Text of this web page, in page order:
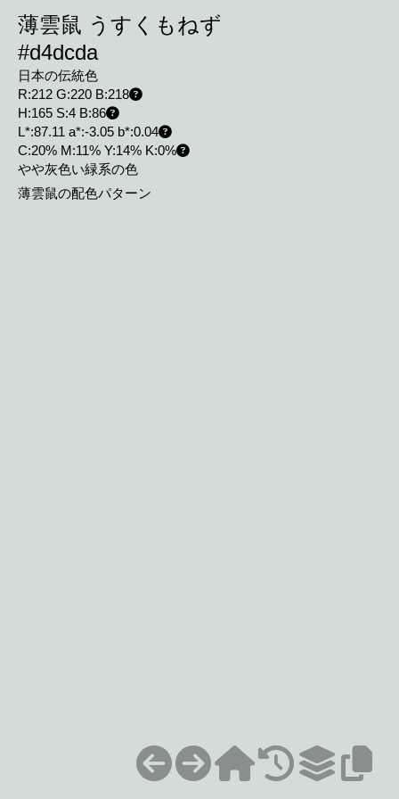
薄雲鼠 うすくもねず
#d4dcda
日本の伝統色
R:212 G:220 B:218
H:165 S:4 B:86
L*:87.11 a*:-3.05 b*:0.04
C:20% M:11% Y:14% K:0%
やや灰色い緑系の色
薄雲鼠の配色パターン